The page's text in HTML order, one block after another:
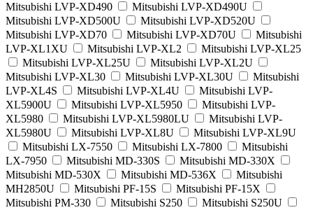
Mitsubishi LVP-XD490
Mitsubishi LVP-XD490U
Mitsubishi LVP-XD500U
Mitsubishi LVP-XD520U
Mitsubishi LVP-XD70
Mitsubishi LVP-XD70U
Mitsubishi
LVP-XL1XU
Mitsubishi LVP-XL2
Mitsubishi LVP-XL25
Mitsubishi LVP-XL25U
Mitsubishi LVP-XL2U
Mitsubishi LVP-XL30
Mitsubishi LVP-XL30U
Mitsubishi
LVP-XL4S
Mitsubishi LVP-XL4U
Mitsubishi LVP-
XL5900U
Mitsubishi LVP-XL5950
Mitsubishi LVP-
XL5980
Mitsubishi LVP-XL5980LU
Mitsubishi LVP-
XL5980U
Mitsubishi LVP-XL8U
Mitsubishi LVP-XL9U
Mitsubishi LX-7550
Mitsubishi LX-7800
Mitsubishi
LX-7950
Mitsubishi MD-330S
Mitsubishi MD-330X
Mitsubishi MD-530X
Mitsubishi MD-536X
Mitsubishi
MH2850U
Mitsubishi PF-15S
Mitsubishi PF-15X
Mitsubishi PM-330
Mitsubishi S250
Mitsubishi S250U